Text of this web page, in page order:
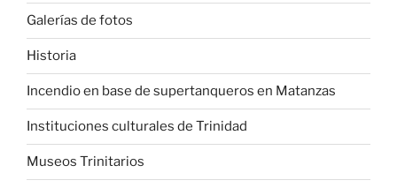
Galerías de fotos
Historia
Incendio en base de supertanqueros en Matanzas
Instituciones culturales de Trinidad
Museos Trinitarios